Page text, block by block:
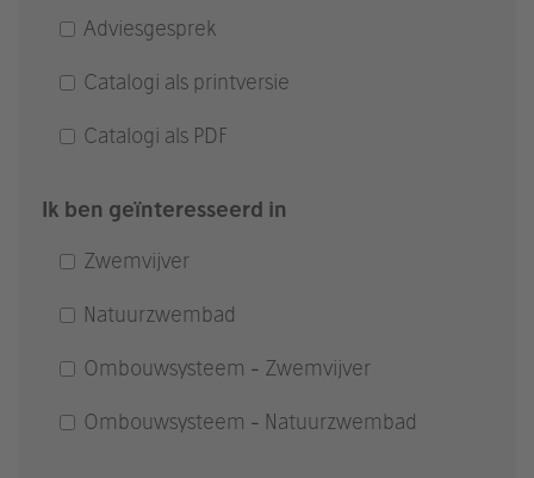
Adviesgesprek
Catalogi als printversie
Catalogi als PDF
Ik ben geïnteresseerd in
Zwemvijver
Natuurzwembad
Ombouwsysteem - Zwemvijver
Ombouwsysteem - Natuurzwembad